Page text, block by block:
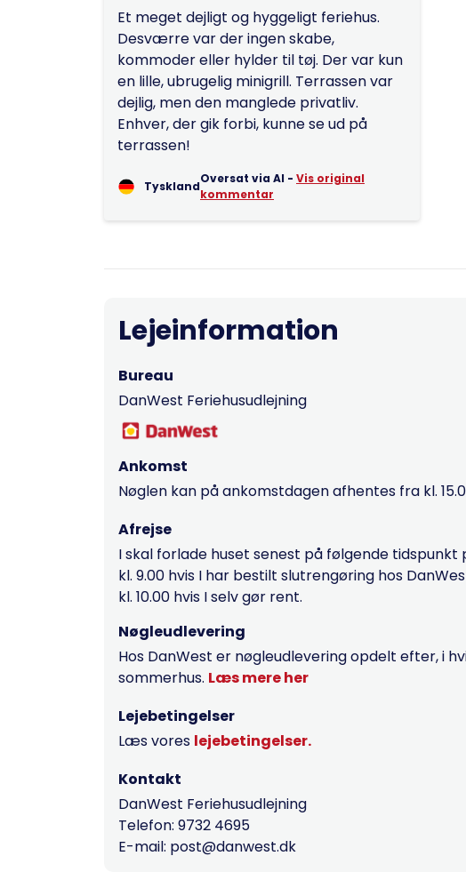
Et meget dejligt og hyggeligt feriehus.
Desværre var der ingen skabe,
kommoder eller hylder til tøj. Der var kun
en lille, ubrugelig minigrill. Terrassen var
dejlig, men den manglede privatliv.
Enhver, der gik forbi, kunne se ud på
terrassen!
Tyskland
Oversat via AI - Vis original
kommentar
Lejeinformation
Bureau
DanWest Feriehusudlejning
Ankomst
Nøglen kan på ankomstdagen afhentes fra kl.
Afrejse
I skal forlade huset senest på følgende tidspunkt
kl. 9.00 hvis I har bestilt slutrengøring hos
kl. 10.00 hvis I selv gør rent.
Nøgleudlevering
Hos DanWest er nøgleudlevering opdelt efter, i
sommerhus. Læs mere her
Lejebetingelser
Læs vores lejebetingelser.
Kontakt
DanWest Feriehusudlejning
Telefon: 9732 4695
E-mail: post@danwest.dk